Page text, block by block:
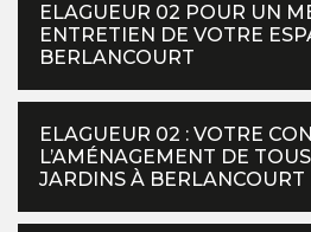
ELAGUEUR 02 POUR UN
ENTRETIEN DE VOTRE
BERLANCOURT
ELAGUEUR 02 : VOTRE
L’AMÉNAGEMENT DE
JARDINS À BERLANCOURT